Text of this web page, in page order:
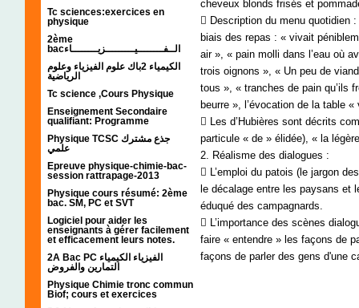
Tc sciences:exercices en
physique
2ème
bacالــفــــــــيـــــــــزيــــــــاء
الكيمياء 2باك علوم الفيزياء وعلوم
الرياضية
Tc science ,Cours Physique
Enseignement Secondaire
qualifiant: Programme
Physique TCSC جذع مشترك
علمي
Epreuve physique-chimie-bac-
session rattrapage-2013
Physique cours résumé: 2ème
bac. SM, PC et SVT
Logiciel pour aider les
enseignants à gérer facilement
et efficacement leurs notes.
2A Bac PC الفيزياء الكيمياء
التمارين والفروض
Physique Chimie tronc commun
Biof; cours et exercices
cheveux blonds frisés et
 Description du menu quotidien
biais des repas : « vivait
air », « pain molli dans l’eau où
trois oignons », « Un peu de
tous », « tranches de pain qu’ils
beurre », l’évocation de la table
 Les d’Hubières sont décrits
particule « de » élidée), « la
2. Réalisme des dialogues :
 L’emploi du patois (le jargon
le décalage entre les paysans et
éduqué des campagnards.
 L’importance des scènes
faire « entendre » les façons de
façons de parler des gens d'une